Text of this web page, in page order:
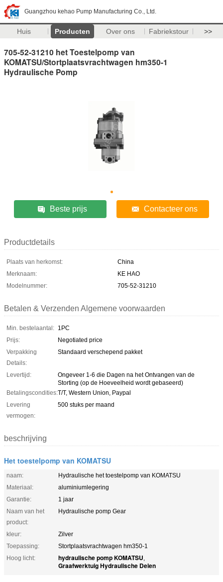
Guangzhou kehao Pump Manufacturing Co., Ltd.
Huis Producten Over ons Fabriekstour >>
705-52-31210 het Toestelpomp van
KOMATSU/Stortplaatsvrachtwagen hm350-1
Hydraulische Pomp
Beste prijs Contacteer ons
Productdetails
Plaats van herkomst:
China
Merknaam:
KE HAO
Modelnummer:
705-52-31210
Betalen & Verzenden Algemene voorwaarden
Min. bestelaantal: 1PC
Prijs:
Negotiated price
Verpakking
Details:
Standaard verschepend pakket
Levertijd:
Ongeveer 1-6 die Dagen na het Ontvangen van de
Storting (op de Hoeveelheid wordt gebaseerd)
Betalingscondities:T/T, Western Union, Paypal
Levering
vermogen:
500 stuks per maand
beschrijving
Het toestelpomp van KOMATSU
naam:
Hydraulische het toestelpomp van KOMATSU
Materiaal:
aluminiumlegering
Garantie:
1 jaar
Naam van het
product:
Hydraulische pomp Gear
kleur:
Zilver
Toepassing:
Stortplaatsvrachtwagen hm350-1
Hoog licht:
hydraulische pomp KOMATSU,
Graafwerktuig Hydraulische Delen